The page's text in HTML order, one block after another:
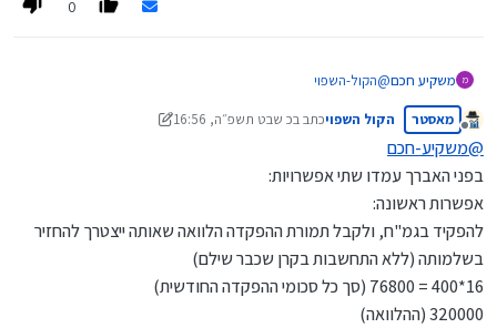
0
מ משקיע חכם@הקול-השפוי
אז אני אעשה לך את החשבון
400*16 = 76800 (סך כל סכומי ההפקדה החודשית)
60200-50000 = 10,000 בלבד
שרוב הסכום הוא הקרן ולא הרווח..]
מנותק
מאסטר הקול השפויכתב בכ שבט תשפ״ה, 16:56
נערך לאחרונה על ידי הקול השפוי
@משקיע-חכם
בפני האברך עמדו שתי אפשרויות:
אפשרות ראשונה:
להפקיד בגמ"ח, ולקבל תמורת ההפקדה הלוואה שאותה ייצטרך להחזיר
בשלמותה (ללא התחשבות בקרן שכבר שילם)
16*400 = 76800 (סך כל סכומי ההפקדה החודשית)
320000 (ההלוואה)